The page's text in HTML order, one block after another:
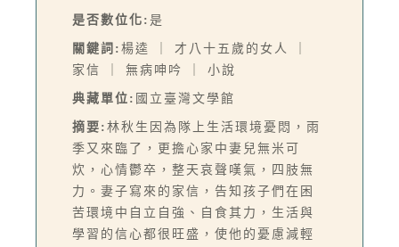
是否數位化: 是
關鍵詞: 楊逵 ｜ 才八十五歲的女人 ｜
家信 ｜ 無病呻吟 ｜ 小說
典藏單位: 國立臺灣文學館
摘要: 林秋生因為隊上生活環境憂悶，雨
季又來臨了，更擔心家中妻兒無米可
炊，心情鬱卒，整天哀聲嘆氣，四肢無
力。妻子寫來的家信，告知孩子們在困
苦環境中自立自強、自食其力，生活與
學習的信心都很旺盛，使他的憂慮減輕